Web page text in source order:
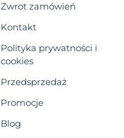
Zwrot zamówień
Kontakt
Polityka prywatności i
cookies
Przedsprzedaż
Promocje
Blog